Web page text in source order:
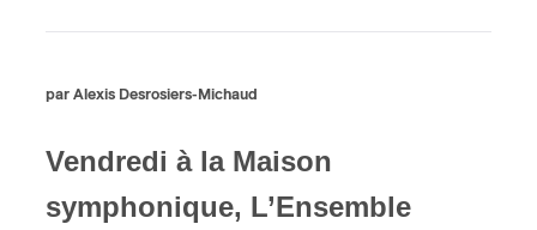
par Alexis Desrosiers-Michaud
Vendredi à la Maison
symphonique, L’Ensemble